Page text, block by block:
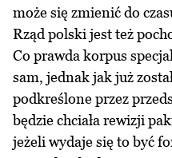
może się zmienić do
Rząd polski jest też
Co prawda korpus
sam, jednak jak już
podkreślone przez
będzie chciała rewizji
jeżeli wydaje się to być